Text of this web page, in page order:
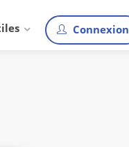
Connexion